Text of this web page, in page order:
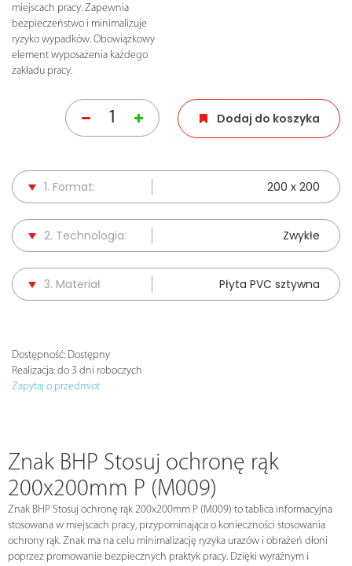
miejscach pracy. Zapewnia
bezpieczeństwo i minimalizuje
ryzyko wypadków. Obowiązkowy
element wyposażenia każdego
zakładu pracy.
Dodaj do koszyka
1. Format: 200 x 200
2. Technologia: Zwykłe
3. Materiał Płyta PVC sztywna
Dostępność: Dostępny
Realizacja: do 3 dni roboczych
Zapytaj o przedmiot
Znak BHP Stosuj ochronę rąk
200x200mm P (M009)
Znak BHP Stosuj ochronę rąk 200x200mm P (M009) to tablica informacyjna
stosowana w miejscach pracy, przypominająca o konieczności stosowania
ochrony rąk. Znak ma na celu minimalizację ryzyka urazów i obrażeń dłoni
poprzez promowanie bezpiecznych praktyk pracy. Dzięki wyraźnym i